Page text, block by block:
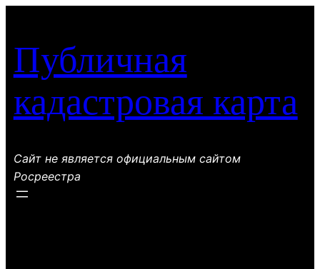
содержимому
Публичная
кадастровая карта
Сайт не является официальным сайтом
Росреестра